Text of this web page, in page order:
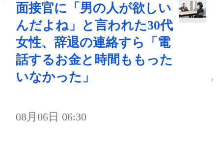
面接官に「男の人が欲しい
んだよね」と言われた30代
女性、辞退の連絡すら「電
話するお金と時間ももった
いなかった」
08月06日 06:30